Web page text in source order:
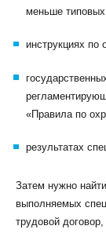
меньше
инструкциях по
«Правила по
результатах
Затем нужно
выполняемых
трудовой